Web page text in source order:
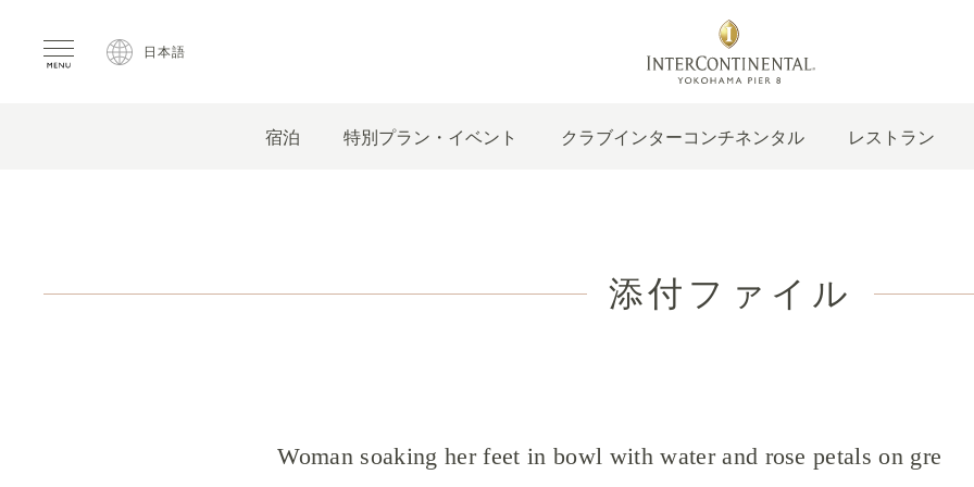
日本語
宿泊 特別プラン・イベント クラブインターコンチネンタル レストラン
添付ファイル
Woman soaking her feet in bowl with water and rose petals on gre